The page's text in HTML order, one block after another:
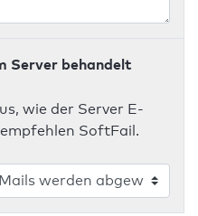
Server behandelt
wie der Server E-
SoftFail.